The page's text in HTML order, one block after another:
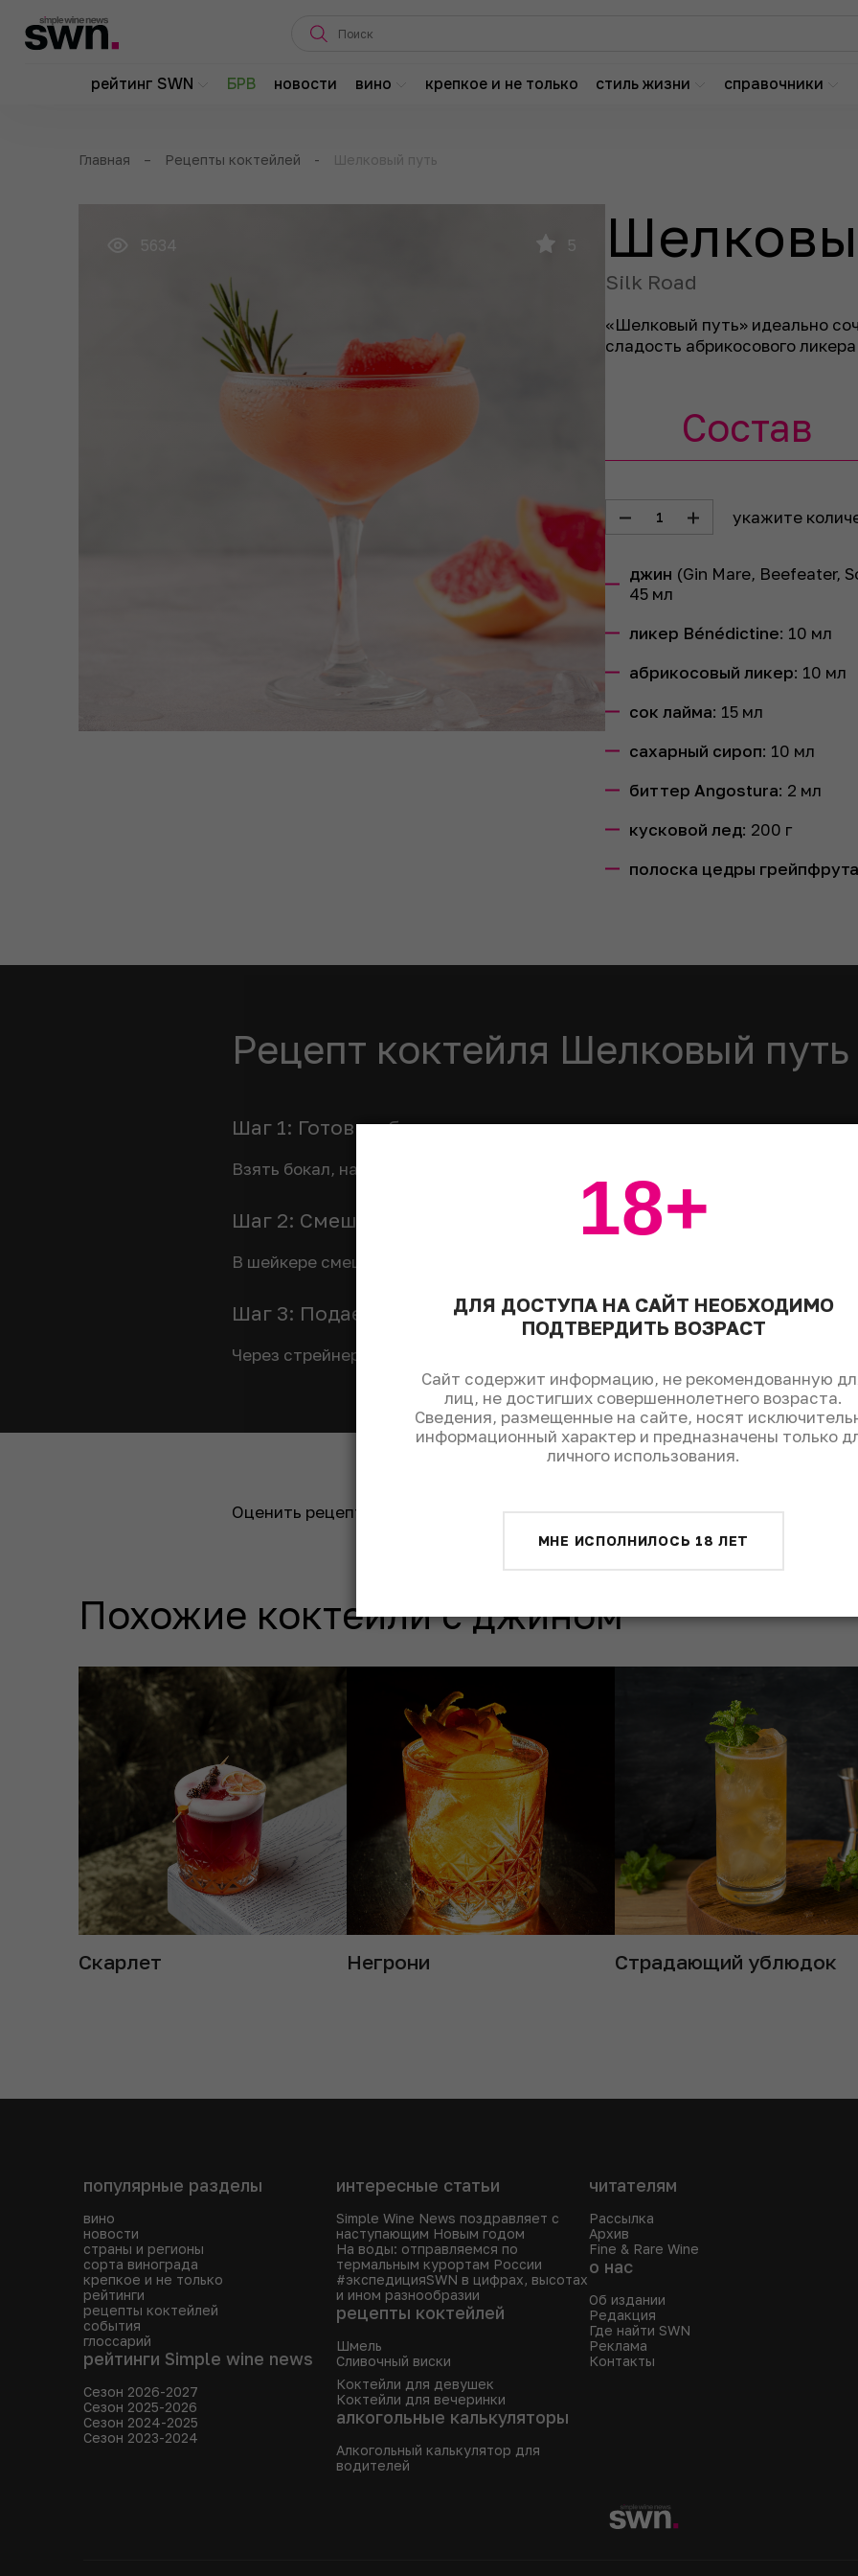
рейтинг SWN БРВ новости вино крепкое и не только стиль жизни справочники
Главная – Рецепты коктейлей - Шелковый путь
5634 5
Silk Road
«Шелковый путь» идеально
сладость абрикосового
Состав
1 укажите
джин (Gin Mare, Beefeater,
45 мл
ликер Bénédictine: 10 мл
абрикосовый ликер: 10 мл
сок лайма: 15 мл
сахарный сироп: 10 мл
биттер Angostura: 2 мл
кусковой лед: 200 г
полоска цедры грейпфрута
Рецепт коктейля Шелковый путь
Шаг 1: Готовим бокал
Взять бокал, наполнить его льдом и оставить охлаждаться.
Шаг 2: Смешиваем ингредиенты
В шейкере смешать все ингредиенты, добавить лед и энергично потрясти.
Шаг 3: Подаем коктейль
Через стрейнер перелить коктейль в бокал со льдом, украсить цедрой
Оценить рецепт: Поделиться:
Похожие коктейли с джином
Скарлет Негрони Страдающий ублюдок
популярные разделы
вино
новости
страны и регионы
сорта винограда
крепкое и не только
рейтинги
рецепты коктейлей
события
глоссарий
рейтинги Simple wine news
Сезон 2026-2027
Сезон 2025-2026
Сезон 2024-2025
Сезон 2023-2024
интересные статьи
Simple Wine News поздравляет с
наступающим Новым годом
На воды: отправляемся по
термальным курортам России
#экспедицияSWN в цифрах, высотах
и ином разнообразии
рецепты коктейлей
Шмель
Сливочный виски
Коктейли для девушек
Коктейли для вечеринки
алкогольные калькуляторы
Алкогольный калькулятор для
водителей
читателям
Рассылка
Архив
Fine & Rare Wine
о нас
Об издании
Редакция
Где найти SWN
Реклама
Контакты
ДЛЯ ДОСТУПА НА САЙТ НЕОБХОДИМО
ПОДТВЕРДИТЬ ВОЗРАСТ
Сайт содержит информацию, не рекомендованную
лиц, не достигших совершеннолетнего возраста.
Сведения, размещенные на сайте, носят
информационный характер и предназначены только
личного использования.
МНЕ ИСПОЛНИЛОСЬ 18 ЛЕТ
18+